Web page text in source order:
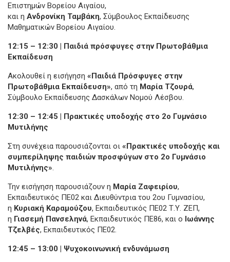
Επιστημών Βορείου Αιγαίου,
και η Ανδρονίκη Ταμβάκη, Σύμβουλος Εκπαίδευσης
Μαθηματικών Βορείου Αιγαίου.
12:15 – 12:30 | Παιδιά πρόσφυγες στην Πρωτοβάθμια
Εκπαίδευση
Ακολουθεί η εισήγηση «Παιδιά Πρόσφυγες στην
Πρωτοβάθμια Εκπαίδευση», από τη Μαρία Τζουρά,
Σύμβουλο Εκπαίδευσης Δασκάλων Νομού Λέσβου.
12:30 – 12:45 | Πρακτικές υποδοχής στο 2ο Γυμνάσιο
Μυτιλήνης
Στη συνέχεια παρουσιάζονται οι «Πρακτικές υποδοχής και
συμπερίληψης παιδιών προσφύγων στο 2ο Γυμνάσιο
Μυτιλήνης»
Την εισήγηση παρουσιάζουν η Μαρία Ζαφειρίου,
Εκπαιδευτικός ΠΕ02 και Διευθύντρια του 2ου Γυμνασίου,
η Κυριακή Καραμούζου, Εκπαιδευτικός ΠΕ02 Τ.Υ. ΖΕΠ,
η Γιασεμή Πανσεληνά, Εκπαιδευτικός ΠΕ86, και ο Ιωάννης
Τζελβές, Εκπαιδευτικός ΠΕ02.
12:45 – 13:00 | Ψυχοκοινωνική ενδυνάμωση